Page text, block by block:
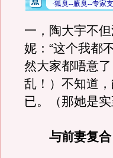
一，陶大宇不
妮：“这个我都
然大家都唔意
乱！）不知道
已。（那她是
与前妻复合